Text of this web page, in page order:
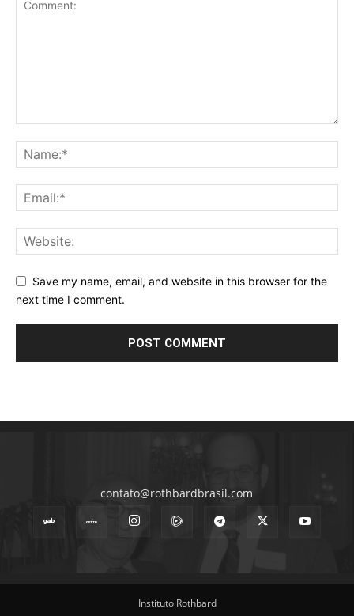
Save my name, email, and website in this browser for the
next time I comment.
contato@rothbardbrasil.com
Instituto Rothbard